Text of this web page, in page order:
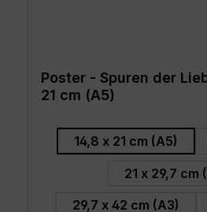
Poster - Spuren der
21 cm (A5)
Größeauswählen
14,8 x 21 cm (A5)
21 x 29,7 cm
29,7 x 42 cm (A3)